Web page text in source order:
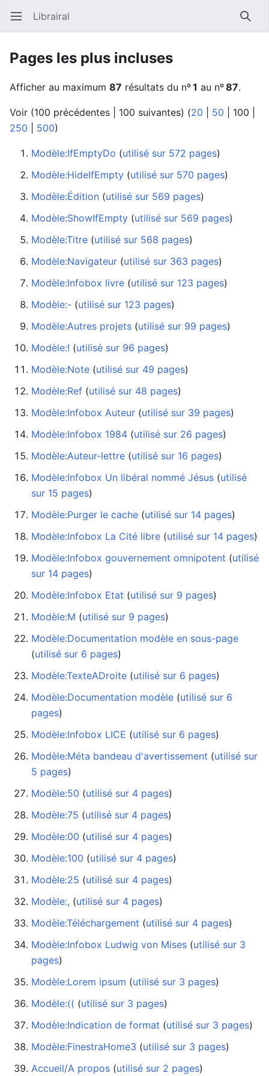
Ouvrir le menu principal Librairal
Pages les plus incluses
Afficher au maximum 87 résultats du nº1 au nº87.
Voir (100 précédentes 100 suivantes) (20 50 100
250
500)
Modèle:IfEmptyDo ‏‎ (utilisé sur 572 pages)
Modèle:HideIfEmpty ‏‎ (utilisé sur 570 pages)
Modèle:Édition ‏‎ (utilisé sur 569 pages)
Modèle:ShowIfEmpty ‏‎ (utilisé sur 569 pages)
Modèle:Titre ‏‎ (utilisé sur 568 pages)
Modèle:Navigateur ‏‎ (utilisé sur 363 pages)
Modèle:Infobox livre ‏‎ (utilisé sur 123 pages)
Modèle:- ‏‎ (utilisé sur 123 pages)
Modèle:Autres projets ‏‎ (utilisé sur 99 pages)
Modèle:! ‏‎ (utilisé sur 96 pages)
Modèle:Note ‏‎ (utilisé sur 49 pages)
Modèle:Ref ‏‎ (utilisé sur 48 pages)
Modèle:Infobox Auteur ‏‎ (utilisé sur 39 pages)
Modèle:Infobox 1984 ‏‎ (utilisé sur 26 pages)
Modèle:Auteur-lettre ‏‎ (utilisé sur 16 pages)
Modèle:Infobox Un libéral nommé Jésus ‏‎ (utilisé
sur 15 pages)
Modèle:Purger le cache ‏‎ (utilisé sur 14 pages)
Modèle:Infobox La Cité libre ‏‎ (utilisé sur 14 pages)
Modèle:Infobox gouvernement omnipotent ‏‎ (utilisé
sur 14 pages)
Modèle:Infobox Etat ‏‎ (utilisé sur 9 pages)
Modèle:M ‏‎ (utilisé sur 9 pages)
Modèle:Documentation modèle en sous-page
(utilisé sur 6 pages)
Modèle:TexteADroite ‏‎ (utilisé sur 6 pages)
Modèle:Documentation modèle ‏‎ (utilisé sur 6
pages)
Modèle:Infobox LICE ‏‎ (utilisé sur 6 pages)
Modèle:Méta bandeau d'avertissement ‏‎ (utilisé sur
5 pages)
Modèle:50 ‏‎ (utilisé sur 4 pages)
Modèle:75 ‏‎ (utilisé sur 4 pages)
Modèle:00 ‏‎ (utilisé sur 4 pages)
Modèle:100 ‏‎ (utilisé sur 4 pages)
Modèle:25 ‏‎ (utilisé sur 4 pages)
Modèle:, ‏‎ (utilisé sur 4 pages)
Modèle:Téléchargement ‏‎ (utilisé sur 4 pages)
Modèle:Infobox Ludwig von Mises ‏‎ (utilisé sur 3
pages)
Modèle:Lorem ipsum ‏‎ (utilisé sur 3 pages)
Modèle:(( ‏‎ (utilisé sur 3 pages)
Modèle:Indication de format ‏‎ (utilisé sur 3 pages)
Modèle:FinestraHome3 ‏‎ (utilisé sur 3 pages)
Accueil/A propos ‏‎ (utilisé sur 2 pages)